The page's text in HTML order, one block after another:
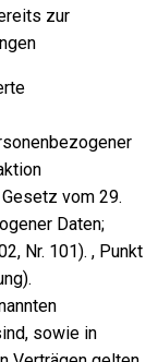
zur
vom 29.
Daten;
Nr. 101). , Punkt
sowie in